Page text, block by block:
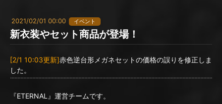
2021/02/01 00:00 イベント
新衣装やセット商品が登場！
[2/1 10:03更新]赤色逆台形メガネセットの価格の誤りを修正しま
した。
『ETERNAL』運営チームです。